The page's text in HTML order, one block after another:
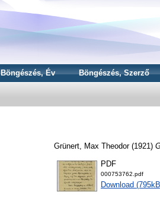
Böngészés, Év Böngészés, Szerző
Grünert, Max Theodor(1921)
PDF
000753762.pdf
Download